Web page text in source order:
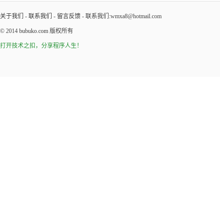
关于我们 - 联系我们 - 留言反馈 - 联系我们:wmxa8@hotmail.com
© 2014 bubuko.com 版权所有
打开技术之扣，分享程序人生！